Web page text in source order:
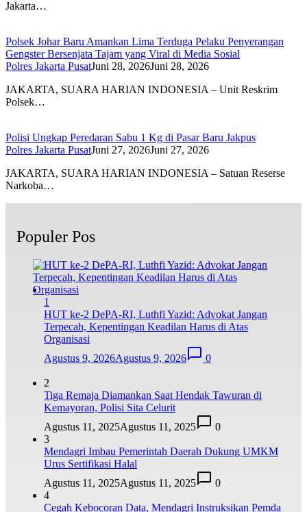
Jakarta…
Polsek Johar Baru Amankan Lima Terduga Pelaku Penyerangan
Gengster Bersenjata Tajam yang Viral di Media Sosial
Polres Jakarta PusatJuni 28, 2026Juni 28, 2026
JAKARTA, SUARA HARIAN INDONESIA – Unit Reskrim
Polsek…
Polisi Ungkap Peredaran Sabu 1 Kg di Pasar Baru Jakpus
Polres Jakarta PusatJuni 27, 2026Juni 27, 2026
JAKARTA, SUARA HARIAN INDONESIA – Satuan Reserse
Narkoba…
Populer Pos
1
HUT ke-2 DePA-RI, Luthfi Yazid: Advokat Jangan
Terpecah, Kepentingan Keadilan Harus di Atas
Organisasi
Agustus 9, 2026Agustus 9, 2026 0
2
Tiga Remaja Diamankan Saat Hendak Tawuran di
Kemayoran, Polisi Sita Celurit
Agustus 11, 2025Agustus 11, 2025
0
3
Mendagri Imbau Pemerintah Daerah Dukung UMKM
Urus Sertifikasi Halal
Agustus 11, 2025Agustus 11, 2025
0
4
Cegah Kebocoran Data, Mendagri Instruksikan Pemda